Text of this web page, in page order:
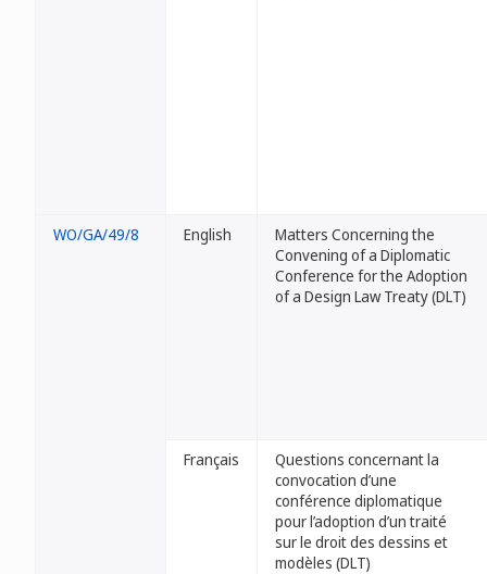
WO/GA/49/8 English
Matters Concerning the
Convening of a Diplomatic
Conference for the Adoption
of a Design Law Treaty (DLT)
Français
Questions concernant la
convocation d’une
conférence diplomatique
pour l’adoption d’un traité
sur le droit des dessins et
modèles (DLT)